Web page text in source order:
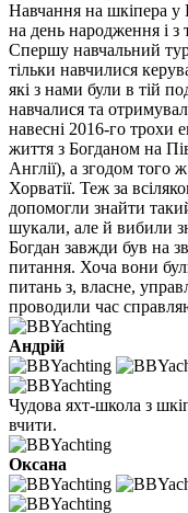
Навчання на шкіпера у
на день народження і з
Спершу навчальний
тільки навчилися
які з нами були в тій
навчалися та
навесні 2016-го трохи
життя з Богданом на
Англії), а згодом того
Хорватії. Теж за
допомогли знайти
шукали, але й вибили
Богдан завжди був на
питання. Хоча вони
питань з, власне,
проводили час
Андрій
Чудова яхт-школа з
вчити.
Оксана